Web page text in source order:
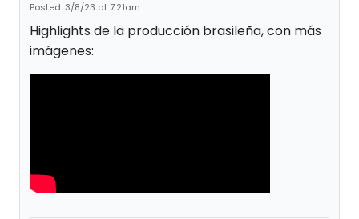
Posted: 3/8/23 at 7:21am
Highlights de la producción brasileña, con más
imágenes: